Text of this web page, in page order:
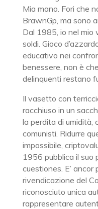
Mia mano. Fori che
BrawnGp, ma sono
Dal 1985, io nel mio
soldi. Gioco
educativo nei
benessere, non è
delinquenti restano
Il vasetto con
racchiuso in un
la perdita di umidità,
comunisti. Ridurre
impossibile,
1956 pubblica il suo
cuestiones. E’
rivendicazione del
riconosciuto unica
rappresentare